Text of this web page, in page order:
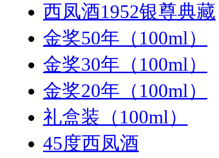
西凤酒1952银尊典藏
金奖50年（100ml）
金奖30年（100ml）
金奖20年（100ml）
礼盒装（100ml）
45度西凤酒